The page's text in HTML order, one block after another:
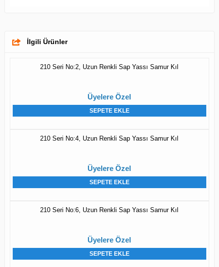
İlgili Ürünler
210 Seri No:2, Uzun Renkli Sap Yassı Samur Kıl
Üyelere Özel
SEPETE EKLE
210 Seri No:4, Uzun Renkli Sap Yassı Samur Kıl
Üyelere Özel
SEPETE EKLE
210 Seri No:6, Uzun Renkli Sap Yassı Samur Kıl
Üyelere Özel
SEPETE EKLE